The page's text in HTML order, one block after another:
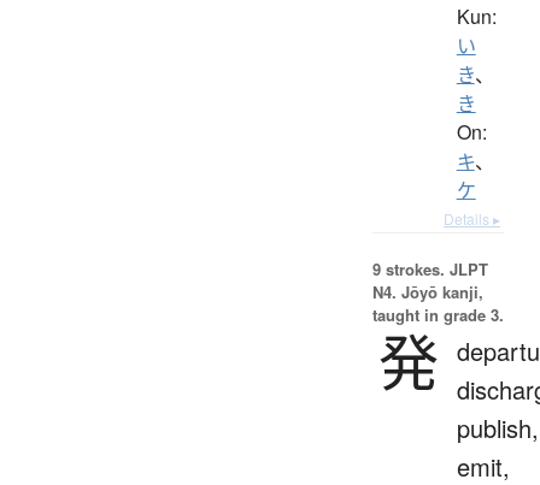
Kun:
い
き、
き
On:
キ、
ケ
Details ▸
9 strokes. JLPT
N4. Jōyō kanji,
taught in grade 3.
発
publish,
emit,